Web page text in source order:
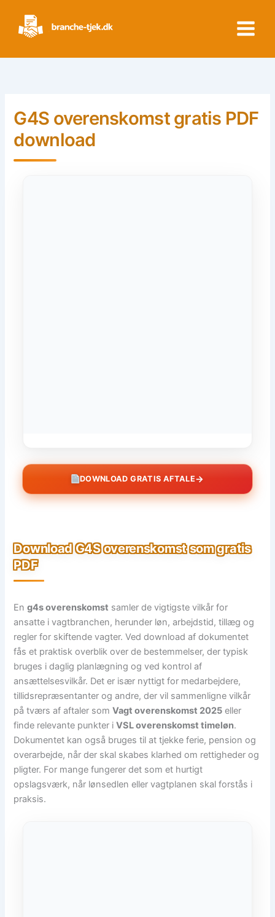
content
G4S overenskomst gratis PDF
download
DOWNLOAD GRATIS AFTALE→
Download G4S overenskomst som gratis
PDF
Eng4s overenskomst samler de vigtigste vilkår for
ansatte i vagtbranchen, herunder løn, arbejdstid, tillæg og
regler for skiftende vagter. Ved download af dokumentet
fås et praktisk overblik over de bestemmelser, der typisk
bruges i daglig planlægning og ved kontrol af
ansættelsesvilkår. Det er især nyttigt for medarbejdere,
tillidsrepræsentanter og andre, der vil sammenligne vilkår
på tværs af aftaler somVagt overenskomst 2025 eller
finde relevante punkter iVSL overenskomst timeløn.
Dokumentet kan også bruges til at tjekke ferie, pension og
overarbejde, når der skal skabes klarhed om rettigheder og
pligter. For mange fungerer det som et hurtigt
opslagsværk, når lønsedlen eller vagtplanen skal forstås i
praksis.